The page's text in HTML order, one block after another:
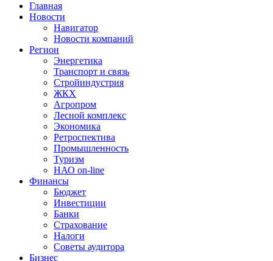
Главная
Новости
Навигатор
Новости компаний
Регион
Энергетика
Транспорт и связь
Стройиндустрия
ЖКХ
Агропром
Лесной комплекс
Экономика
Ретроспектива
Промышленность
Туризм
НАО on-line
Финансы
Бюджет
Инвестиции
Банки
Страхование
Налоги
Советы аудитора
Бизнес